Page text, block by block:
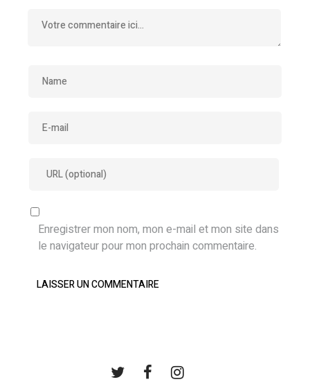
Enregistrer mon nom, mon e-mail et mon site dans
le navigateur pour mon prochain commentaire.